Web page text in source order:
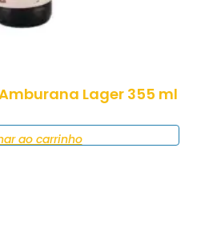
Lager 355 ml
ao carrinho